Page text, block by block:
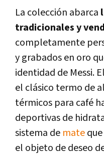
La colección abarca
tradicionales y
completamente
y grabados en oro
identidad de Messi.
el clásico termo de
térmicos para café
deportivas de
sistema de mate
el objeto de deseo